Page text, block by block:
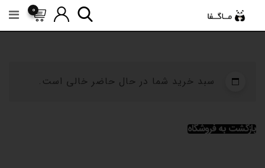
0
سبد خرید شما در حال حاضر خالی است.
بازگشت به فروشگاه